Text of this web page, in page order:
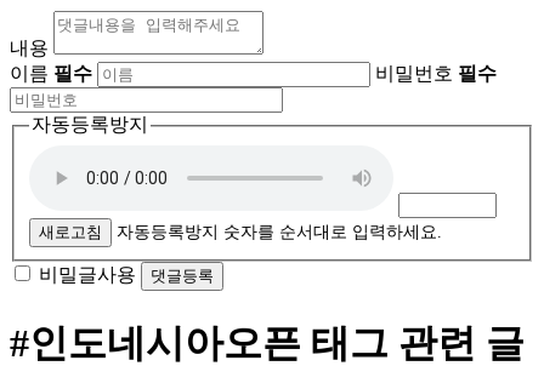
내용
이름 필수 비밀번호 필수
자동등록방지
새로고침 자동등록방지 숫자를 순서대로 입력하세요.
비밀글사용
#인도네시아오픈 태그 관련 글